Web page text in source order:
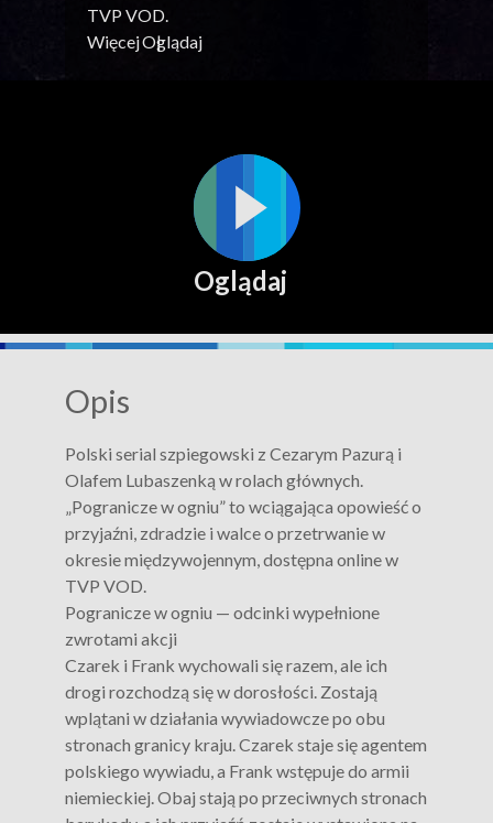
TVP VOD.
WięcejOglądaj
Oglądaj
Opis
Polski serial szpiegowski z Cezarym Pazurą i
Olafem Lubaszenką w rolach głównych.
„Pogranicze w ogniu” to wciągająca opowieść o
przyjaźni, zdradzie i walce o przetrwanie w
okresie międzywojennym, dostępna online w
TVP VOD.
Pogranicze w ogniu — odcinki wypełnione
zwrotami akcji
Czarek i Frank wychowali się razem, ale ich
drogi rozchodzą się w dorosłości. Zostają
wplątani w działania wywiadowcze po obu
stronach granicy kraju. Czarek staje się agentem
polskiego wywiadu, a Frank wstępuje do armii
niemieckiej. Obaj stają po przeciwnych stronach